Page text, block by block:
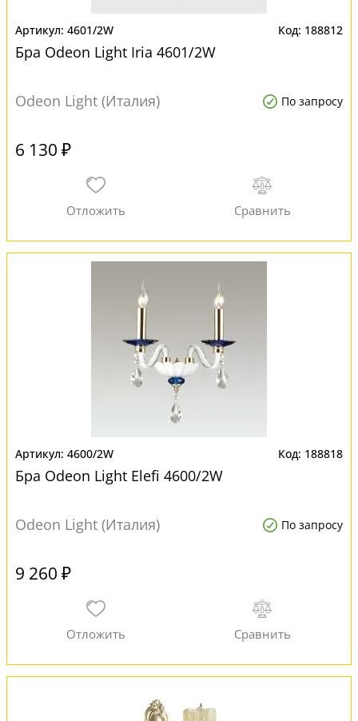
4601/2W 188812
Бра Odeon Light Iria 4601/2W
Odeon Light (Италия) По запросу
6 130 ₽
4600/2W 188818
Бра Odeon Light Elefi 4600/2W
Odeon Light (Италия) По запросу
9 260 ₽